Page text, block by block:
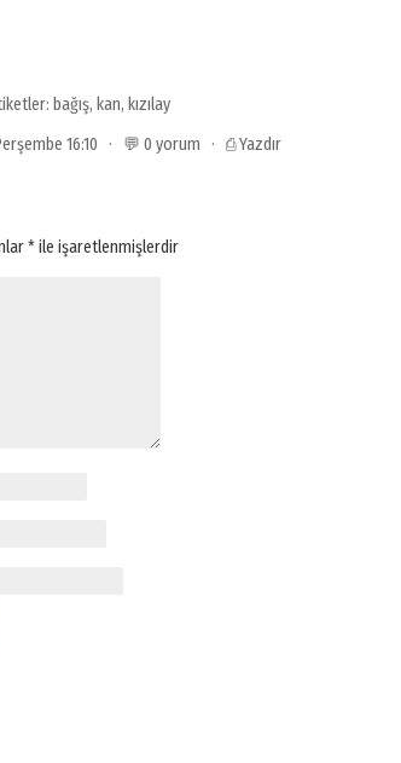
bağış, kan, kızılay
16:10 · 💬 0 yorum · ⎙ Yazdır
*ile işaretlenmişlerdir